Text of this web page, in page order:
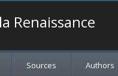
Renaissance
Sources Authors